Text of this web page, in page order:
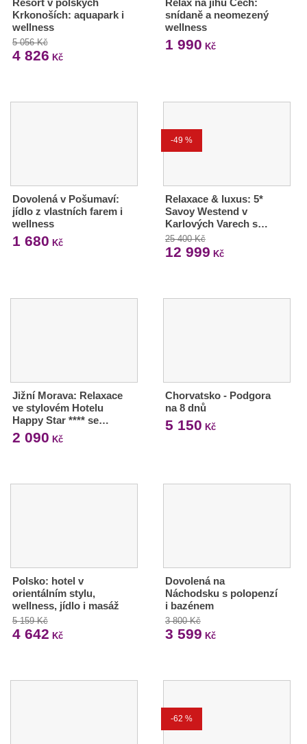
Krkonoších: aquapark i
wellness
5 056 Kč
4 826 Kč
snídaně a neomezený
wellness
1 990 Kč
Dovolená v Pošumaví:
jídlo z vlastních farem i
wellness
1 680 Kč
-49 %
Relaxace & luxus: 5*
Savoy Westend v
Karlových Varech s…
25 400 Kč
12 999 Kč
Jižní Morava: Relaxace
ve stylovém Hotelu
Happy Star **** se…
2 090 Kč
Chorvatsko - Podgora
na 8 dnů
5 150 Kč
Polsko: hotel v
orientálním stylu,
wellness, jídlo i masáž
5 159 Kč
4 642 Kč
Dovolená na
Náchodsku s polopenzí
i bazénem
3 800 Kč
3 599 Kč
-62 %